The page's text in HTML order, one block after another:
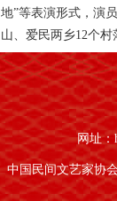
地”等表演形式，演
山、爱民两乡12个
内蒙古选送的节
受广大牧民和学生
蒙古语木偶剧又重返
山西省推荐的节
观众阵阵掌声。 《
观众的认可。
网址：
中国民间文艺家协